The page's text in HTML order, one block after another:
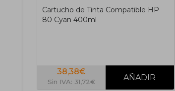
Cartucho de Tinta Compatible HP
80 Cyan 400ml
38,38€
Sin IVA: 31,72€